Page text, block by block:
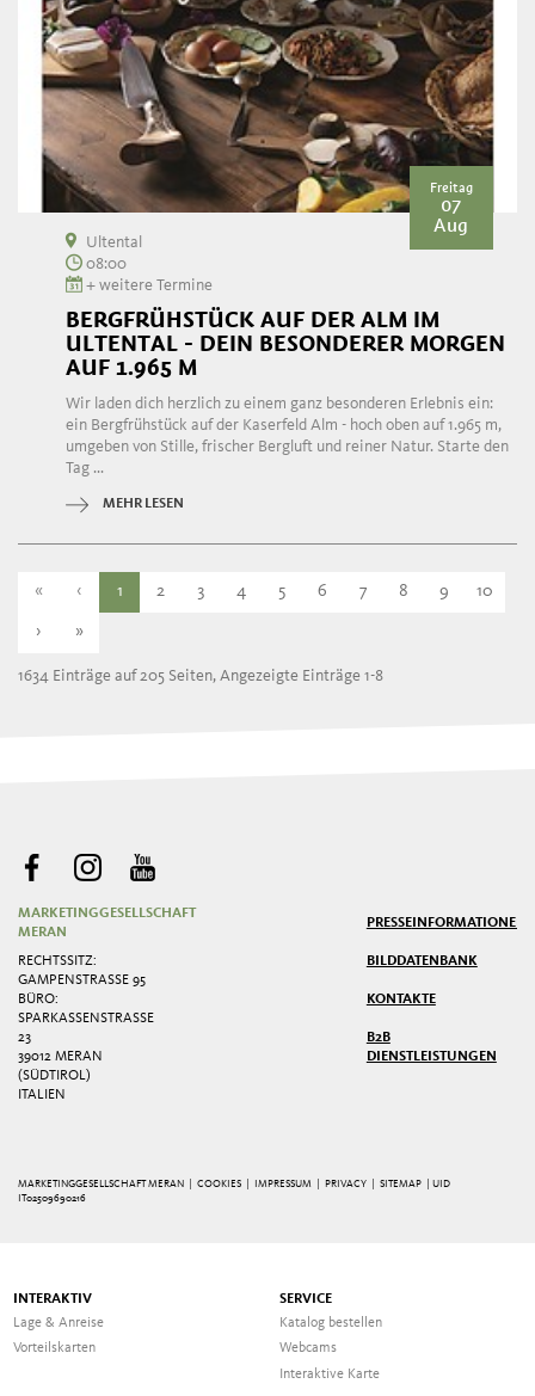
Freitag
07
Aug
Ultental
08:00
+ weitere Termine
BERGFRÜHSTÜCK AUF DER ALM IM
ULTENTAL - DEIN BESONDERER MORGEN
AUF 1.965 M
Wir laden dich herzlich zu einem ganz besonderen Erlebnis ein:
ein Bergfrühstück auf der Kaserfeld Alm - hoch oben auf 1.965 m,
umgeben von Stille, frischer Bergluft und reiner Natur. Starte den
Tag ...
MEHR LESEN
« ‹ 1 2 3 4 5 6 7 8 9 10
› »
1634 Einträge auf 205 Seiten, Angezeigte Einträge 1-8
MARKETINGGESELLSCHAFT
MERAN
RECHTSSITZ:
GAMPENSTRASSE 95
BÜRO:
SPARKASSENSTRASSE 2
3
39012 MERAN
(SÜDTIROL)
ITALIEN
PRESSEINFORMATIONEN
BILDDATENBANK
KONTAKTE
B2B
DIENSTLEISTUNGEN
MARKETINGGESELLSCHAFT MERAN | COOKIES IMPRESSUM PRIVACY |SITEMAP
| UID
IT02509690216
INTERAKTIV
Lage & Anreise
Vorteilskarten
SERVICE
Katalog bestellen
Webcams
Interaktive Karte